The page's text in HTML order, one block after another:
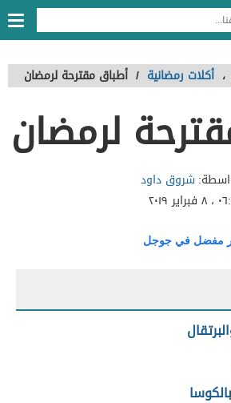
، أكلات رمضانية / أطباق مقترحة لرمضان
لرمضان
شروق داود
٢٠١٩
مفضل في جوجل